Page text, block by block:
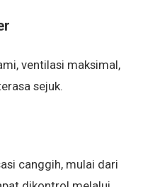
ventilasi maksimal,
sejuk.
canggih, mulai dari